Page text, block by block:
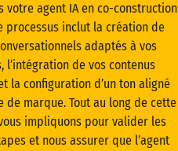
votre agent IA en co-construction
processus inclut la création de
adaptés à vos
l’intégration de vos contenus
la configuration d’un ton aligné
de marque. Tout au long de cette
impliquons pour valider les
et nous assurer que l’agent